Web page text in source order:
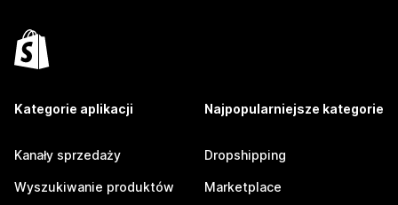
Kategorie aplikacji
Kanały sprzedaży
Wyszukiwanie produktów
Najpopularniejsze kategorie
Dropshipping
Marketplace